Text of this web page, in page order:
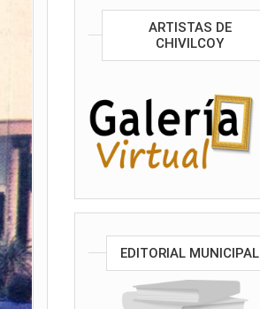
ARTISTAS DE
CHIVILCOY
EDITORIAL MUNICIPAL